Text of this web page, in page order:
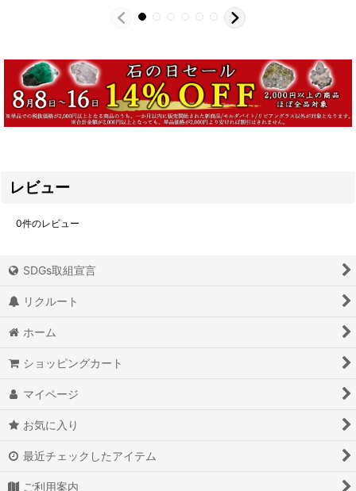
レビュー
0件のレビュー
SDGs取組宣言
リクルート
ホーム
ショッピングカート
マイページ
お気に入り
最近チェックしたアイテム
ご利用案内